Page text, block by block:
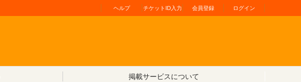
ヘルプ チケットID入力 会員登録 ログイン
掲載サービスについて